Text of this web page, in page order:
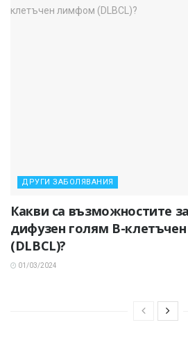
ДРУГИ ЗАБОЛЯВАНИЯ
Какви са възможностите
дифузен голям В-
(DLBCL)?
01/03/2024